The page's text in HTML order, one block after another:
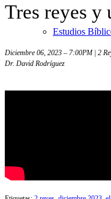
Estudios
Tres reyes y
Diciembre 06, 2023 – 7:00PM | 2
Dr. David Rodríguez